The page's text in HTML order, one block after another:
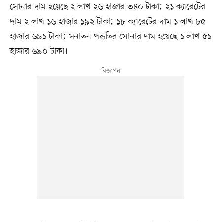
সোনার দাম হয়েছে ২ লাখ ২৬ হাজার ৩৪০ টাকা; ২১ ক্যারেটের
দাম ২ লাখ ১৬ হাজার ১৯২ টাকা; ১৮ ক্যারেটের দাম ১ লাখ ৮৫
হাজার ৬৯১ টাকা; সনাতন পদ্ধতির সোনার দাম হয়েছে ১ লাখ ৫১
হাজার ৬৯০ টাকা।